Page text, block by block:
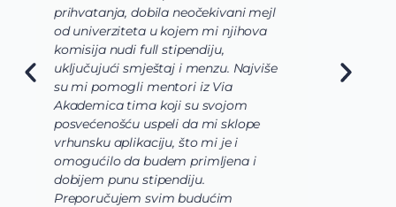
odaberem program koji najviše
odgovara mojim željama i zamislima
o osnovnim studijama koje bi trebalo
da budu veoma raznovrsne, u mom
slučaju da biologija, hemija i
biohemija budu upotpunjene
laboratorijama i radom u
istraživackoj grupi. Takođe, svaki
korak prijave i aplikacije bio je uz
pomoć i podršku celokunog Via
Academica tima.